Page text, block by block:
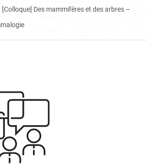
[Colloque] Des mammifères et des arbres –